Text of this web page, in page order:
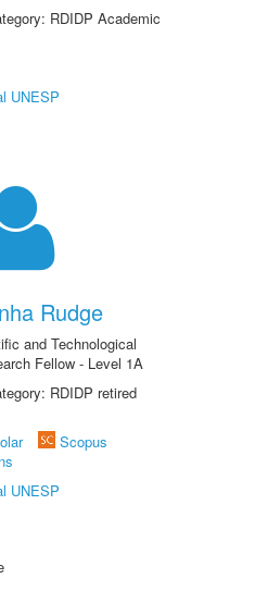
RDIDP Academic
UNESP
Rudge
and Technological
Fellow - Level 1A
RDIDP retired
Scopus
UNESP